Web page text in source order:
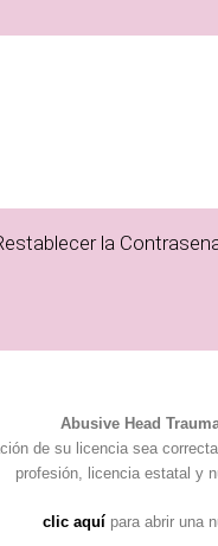
la
Abusive Head
de su licencia sea
profesión, licencia estatal y
clic aquí para abrir una